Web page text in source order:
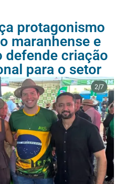
protagonismo
maranhense e
defende criação
para o setor